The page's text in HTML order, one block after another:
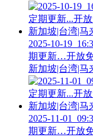
2025-10-
期更新…开放
新加坡|台湾|
2025-11-
期更新…开放